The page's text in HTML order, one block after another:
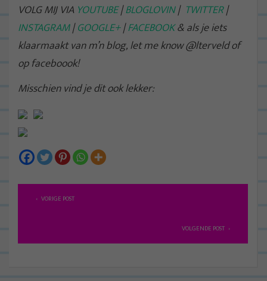
VOLG MIJ VIA YOUTUBE|BLOGLOVIN| TWITTER|
INSTAGRAM|GOOGLE+|FACEBOOK& als je iets
klaarmaakt van m’n blog, let me know @lterveld of
op faceboook!
Misschien vind je dit ook lekker:
B
i
VORIGE POST
VOLGENDE POST